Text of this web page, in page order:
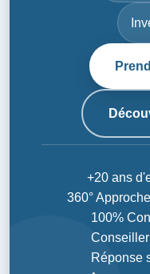
+20 ans
360°
100%
Réponse